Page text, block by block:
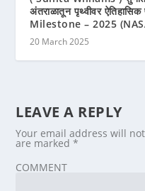
अंतराळातून पृथ्वीवर
Milestone – 2025
20 March 2025
LEAVE A REPLY
Your email address will
are marked*
COMMENT